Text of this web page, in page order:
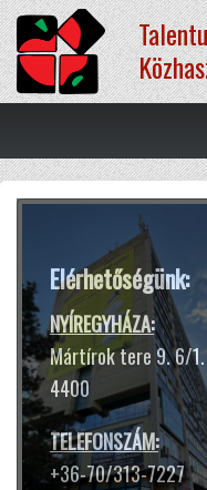
Ugrás
a
tartalomra
Elérhetőségünk:
NYÍREGYHÁZA:
Mártírok tere 9.
4400
TELEFONSZÁM:
+36-70/313-7227
Terápiás
A hangtál
hangja és
kiszakadni a
sokszor
Jótékony
harmóniát
és testünkben.